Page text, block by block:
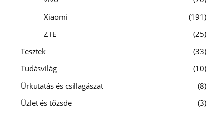
Xiaomi
191
ZTE
25
Tesztek
33
Tudásvilág
10
Űrkutatás és csillagászat
8
Üzlet és tőzsde
3